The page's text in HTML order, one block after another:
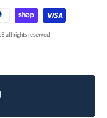
all rights reserved